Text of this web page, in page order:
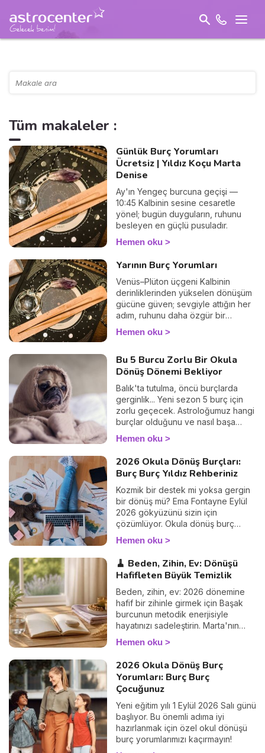
Tüm makaleler :
Günlük Burç Yorumları
Ücretsiz | Yıldız Koçu Marta
Denise
Ay'ın Yengeç burcuna geçişi —
10:45 Kalbinin sesine cesaretle
yönel; bugün duyguların, ruhunu
besleyen en güçlü pusuladır.
Hemen oku
Yarının Burç Yorumları
Venüs–Plüton üçgeni Kalbinin
derinliklerinden yükselen dönüşüm
gücüne güven; sevgiyle attığın her
adım, ruhunu daha özgür bir
hakikate taşır.
Hemen oku
Bu 5 Burcu Zorlu Bir Okula
Dönüş Dönemi Bekliyor
Balık'ta tutulma, öncü burçlarda
gerginlik... Yeni sezon 5 burç için
zorlu geçecek. Astroloğumuz hangi
burçlar olduğunu ve nasıl başa
çıkılacağını anlatıyor.
Hemen oku
2026 Okula Dönüş Burçları:
Burç Burç Yıldız Rehberiniz
Kozmik bir destek mi yoksa gergin
bir dönüş mü? Ema Fontayne Eylül
2026 gökyüzünü sizin için
çözümlüyor. Okula dönüş burç
yorumlarınızı hemen keşfedin!
Hemen oku
🧹 Beden, Zihin, Ev: Dönüşü
Hafifleten Büyük Temizlik
Beden, zihin, ev: 2026 dönemine
hafif bir zihinle girmek için Başak
burcunun metodik enerjisiyle
hayatınızı sadeleştirin. Marta'nın
rehberi.
Hemen oku
2026 Okula Dönüş Burç
Yorumları: Burç Burç
Çocuğunuz
Yeni eğitim yılı 1 Eylül 2026 Salı günü
başlıyor. Bu önemli adıma iyi
hazırlanmak için özel okul dönüşü
burç yorumlarımızı kaçırmayın!